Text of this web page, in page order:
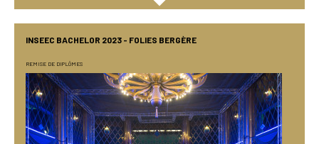
INSEEC BACHELOR 2023 - FOLIES BERGÈRE
REMISE DE DIPLÔMES